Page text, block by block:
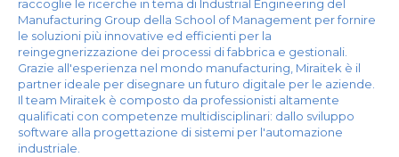
raccoglie le ricerche in tema di Industrial Engineering del
Manufacturing Group della School of Management per fornire
le soluzioni più innovative ed efficienti per la
reingegnerizzazione dei processi di fabbrica e gestionali.
Grazie all'esperienza nel mondo manufacturing, Miraitek è il
partner ideale per disegnare un futuro digitale per le aziende.
Il team Miraitek è composto da professionisti altamente
qualificati con competenze multidisciplinari: dallo sviluppo
software alla progettazione di sistemi per l'automazione
industriale.